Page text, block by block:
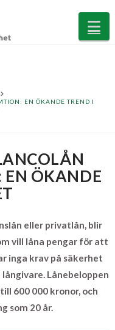
EN ÖKANDE TREND I
EN ÖKANDE
eller privatlån, blir
vill låna pengar för att
inga krav på säkerhet
Lånebeloppen
600 000 kronor, och
som 20 år.